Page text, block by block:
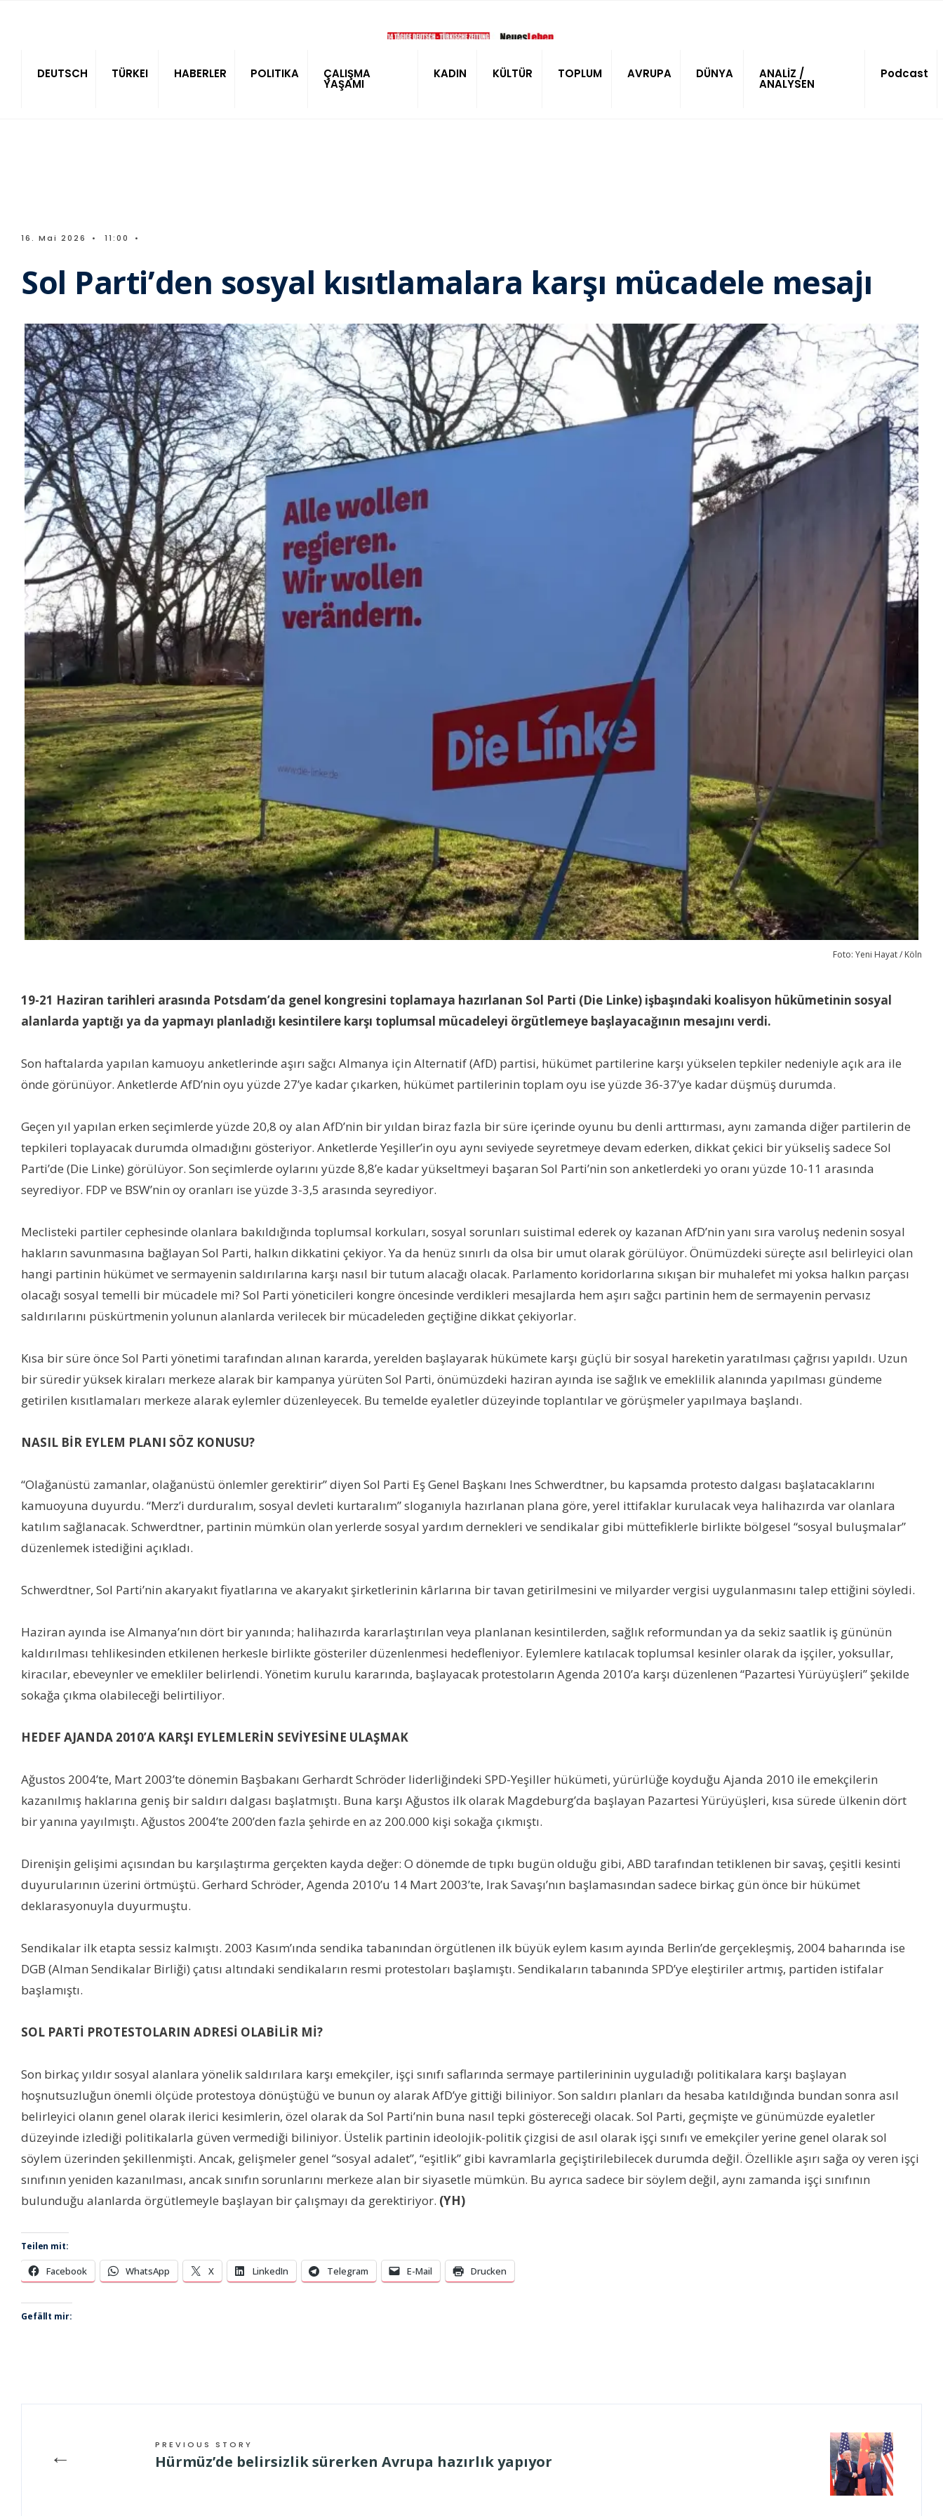
DEUTSCH TÜRKEI HABERLER POLITIKA ÇALIŞMA
YAŞAMI
KADIN KÜLTÜR TOPLUM AVRUPA DÜNYA ANALİZ /
ANALYSEN
Podcast
16. Mai 2026 • 11:00 •
Sol Parti’den sosyal kısıtlamalara karşı mücadele mesajı
Foto: Yeni Hayat / Köln
19-21 Haziran tarihleri arasında Potsdam’da genel kongresini toplamaya hazırlanan Sol Parti (Die Linke) işbaşındaki koalisyon hükümetinin sosyal
alanlarda yaptığı ya da yapmayı planladığı kesintilere karşı toplumsal mücadeleyi örgütlemeye başlayacağının mesajını verdi.
Son haftalarda yapılan kamuoyu anketlerinde aşırı sağcı Almanya için Alternatif (AfD) partisi, hükümet partilerine karşı yükselen tepkiler nedeniyle açık ara ile
önde görünüyor. Anketlerde AfD’nin oyu yüzde 27’ye kadar çıkarken, hükümet partilerinin toplam oyu ise yüzde 36-37’ye kadar düşmüş durumda.
Geçen yıl yapılan erken seçimlerde yüzde 20,8 oy alan AfD’nin bir yıldan biraz fazla bir süre içerinde oyunu bu denli arttırması, aynı zamanda diğer partilerin de
tepkileri toplayacak durumda olmadığını gösteriyor. Anketlerde Yeşiller’in oyu aynı seviyede seyretmeye devam ederken, dikkat çekici bir yükseliş sadece Sol
Parti’de (Die Linke) görülüyor. Son seçimlerde oylarını yüzde 8,8’e kadar yükseltmeyi başaran Sol Parti’nin son anketlerdeki yo oranı yüzde 10-11 arasında
seyrediyor. FDP ve BSW’nin oy oranları ise yüzde 3-3,5 arasında seyrediyor.
Meclisteki partiler cephesinde olanlara bakıldığında toplumsal korkuları, sosyal sorunları suistimal ederek oy kazanan AfD’nin yanı sıra varoluş nedenin sosyal
hakların savunmasına bağlayan Sol Parti, halkın dikkatini çekiyor. Ya da henüz sınırlı da olsa bir umut olarak görülüyor. Önümüzdeki süreçte asıl belirleyici olan
hangi partinin hükümet ve sermayenin saldırılarına karşı nasıl bir tutum alacağı olacak. Parlamento koridorlarına sıkışan bir muhalefet mi yoksa halkın parçası
olacağı sosyal temelli bir mücadele mi? Sol Parti yöneticileri kongre öncesinde verdikleri mesajlarda hem aşırı sağcı partinin hem de sermayenin pervasız
saldırılarını püskürtmenin yolunun alanlarda verilecek bir mücadeleden geçtiğine dikkat çekiyorlar.
Kısa bir süre önce Sol Parti yönetimi tarafından alınan kararda, yerelden başlayarak hükümete karşı güçlü bir sosyal hareketin yaratılması çağrısı yapıldı. Uzun
bir süredir yüksek kiraları merkeze alarak bir kampanya yürüten Sol Parti, önümüzdeki haziran ayında ise sağlık ve emeklilik alanında yapılması gündeme
getirilen kısıtlamaları merkeze alarak eylemler düzenleyecek. Bu temelde eyaletler düzeyinde toplantılar ve görüşmeler yapılmaya başlandı.
NASIL BİR EYLEM PLANI SÖZ KONUSU?
“Olağanüstü zamanlar, olağanüstü önlemler gerektirir” diyen Sol Parti Eş Genel Başkanı Ines Schwerdtner, bu kapsamda protesto dalgası başlatacaklarını
kamuoyuna duyurdu. “Merz’i durduralım, sosyal devleti kurtaralım” sloganıyla hazırlanan plana göre, yerel ittifaklar kurulacak veya halihazırda var olanlara
katılım sağlanacak. Schwerdtner, partinin mümkün olan yerlerde sosyal yardım dernekleri ve sendikalar gibi müttefiklerle birlikte bölgesel “sosyal buluşmalar”
düzenlemek istediğini açıkladı.
Schwerdtner, Sol Parti’nin akaryakıt fiyatlarına ve akaryakıt şirketlerinin kârlarına bir tavan getirilmesini ve milyarder vergisi uygulanmasını talep ettiğini söyledi.
Haziran ayında ise Almanya’nın dört bir yanında; halihazırda kararlaştırılan veya planlanan kesintilerden, sağlık reformundan ya da sekiz saatlik iş gününün
kaldırılması tehlikesinden etkilenen herkesle birlikte gösteriler düzenlenmesi hedefleniyor. Eylemlere katılacak toplumsal kesinler olarak da işçiler, yoksullar,
kiracılar, ebeveynler ve emekliler belirlendi. Yönetim kurulu kararında, başlayacak protestoların Agenda 2010’a karşı düzenlenen “Pazartesi Yürüyüşleri” şekilde
sokağa çıkma olabileceği belirtiliyor.
HEDEF AJANDA 2010’A KARŞI EYLEMLERİN SEVİYESİNE ULAŞMAK
Ağustos 2004’te, Mart 2003’te dönemin Başbakanı Gerhardt Schröder liderliğindeki SPD-Yeşiller hükümeti, yürürlüğe koyduğu Ajanda 2010 ile emekçilerin
kazanılmış haklarına geniş bir saldırı dalgası başlatmıştı. Buna karşı Ağustos ilk olarak Magdeburg’da başlayan Pazartesi Yürüyüşleri, kısa sürede ülkenin dört
bir yanına yayılmıştı. Ağustos 2004’te 200’den fazla şehirde en az 200.000 kişi sokağa çıkmıştı.
Direnişin gelişimi açısından bu karşılaştırma gerçekten kayda değer: O dönemde de tıpkı bugün olduğu gibi, ABD tarafından tetiklenen bir savaş, çeşitli kesinti
duyurularının üzerini örtmüştü. Gerhard Schröder, Agenda 2010’u 14 Mart 2003’te, Irak Savaşı’nın başlamasından sadece birkaç gün önce bir hükümet
deklarasyonuyla duyurmuştu.
Sendikalar ilk etapta sessiz kalmıştı. 2003 Kasım’ında sendika tabanından örgütlenen ilk büyük eylem kasım ayında Berlin’de gerçekleşmiş, 2004 baharında ise
DGB (Alman Sendikalar Birliği) çatısı altındaki sendikaların resmi protestoları başlamıştı. Sendikaların tabanında SPD’ye eleştiriler artmış, partiden istifalar
başlamıştı.
SOL PARTİ PROTESTOLARIN ADRESİ OLABİLİR Mİ?
Son birkaç yıldır sosyal alanlara yönelik saldırılara karşı emekçiler, işçi sınıfı saflarında sermaye partilerininin uyguladığı politikalara karşı başlayan
hoşnutsuzluğun önemli ölçüde protestoya dönüştüğü ve bunun oy alarak AfD’ye gittiği biliniyor. Son saldırı planları da hesaba katıldığında bundan sonra asıl
belirleyici olanın genel olarak ilerici kesimlerin, özel olarak da Sol Parti’nin buna nasıl tepki göstereceği olacak. Sol Parti, geçmişte ve günümüzde eyaletler
düzeyinde izlediği politikalarla güven vermediği biliniyor. Üstelik partinin ideolojik-politik çizgisi de asıl olarak işçi sınıfı ve emekçiler yerine genel olarak sol
söylem üzerinden şekillenmişti. Ancak, gelişmeler genel “sosyal adalet”, “eşitlik” gibi kavramlarla geçiştirilebilecek durumda değil. Özellikle aşırı sağa oy veren işçi
sınıfının yeniden kazanılması, ancak sınıfın sorunlarını merkeze alan bir siyasetle mümkün. Bu ayrıca sadece bir söylem değil, aynı zamanda işçi sınıfının
bulunduğu alanlarda örgütlemeyle başlayan bir çalışmayı da gerektiriyor. (YH)
Teilen mit:
Facebook WhatsApp X LinkedIn Telegram E-Mail Drucken
Gefällt mir:
← PREVIOUS STORY
Hürmüz’de belirsizlik sürerken Avrupa hazırlık yapıyor